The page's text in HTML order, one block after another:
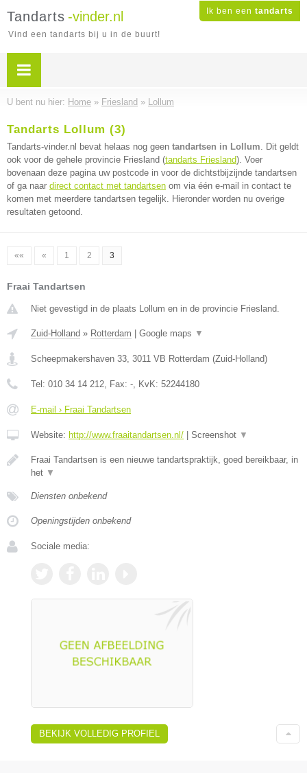
Ik ben een tandarts
Tandarts -vinder.nl
Vind een tandarts bij u in de buurt!
U bent nu hier: Home » Friesland » Lollum
Tandarts Lollum (3)
Tandarts-vinder.nl bevat helaas nog geen tandartsen in Lollum. Dit geldt
ook voor de gehele provincie Friesland (tandarts Friesland). Voer
bovenaan deze pagina uw postcode in voor de dichtstbijzijnde tandartsen
of ga naar direct contact met tandartsen om via één e-mail in contact te
komen met meerdere tandartsen tegelijk. Hieronder worden nu overige
resultaten getoond.
«« « 1 2 3
Fraai Tandartsen
Niet gevestigd in de plaats Lollum en in de provincie Friesland.
Zuid-Holland » Rotterdam Google maps ▼
Scheepmakershaven 33, 3011 VB Rotterdam (Zuid-Holland)
Tel: 010 34 14 212, Fax: -, KvK: 52244180
E-mail › Fraai Tandartsen
Website: http://www.fraaitandartsen.nl/ Screenshot ▼
Fraai Tandartsen is een nieuwe tandartspraktijk, goed bereikbaar, in
het ▼
Diensten onbekend
Openingstijden onbekend
Sociale media:
BEKIJK VOLLEDIG PROFIEL